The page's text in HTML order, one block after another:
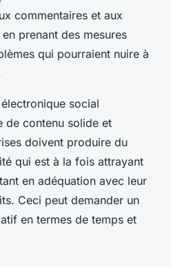
commentaires et aux
prenant des mesures
qui pourraient nuire à
social
de contenu solide et
doivent produire du
qui est à la fois attrayant
en adéquation avec leur
Ceci peut demander un
en termes de temps et